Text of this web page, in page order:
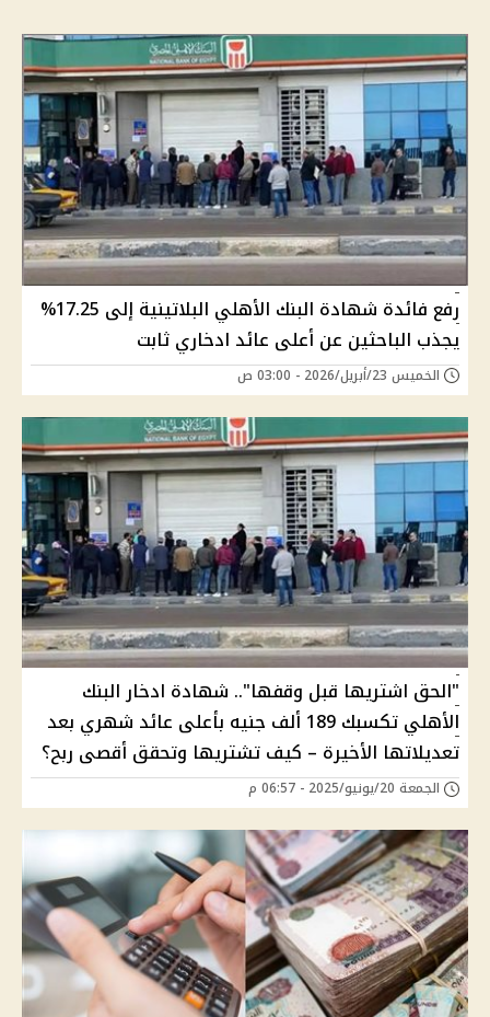
رفع فائدة شهادة البنك الأهلي البلاتينية إلى 17.25%
يجذب الباحثين عن أعلى عائد ادخاري ثابت
الخميس 23/أبريل/2026 - 03:00 ص
"الحق اشتريها قبل وقفها".. شهادة ادخار البنك
الأهلي تكسبك 189 ألف جنيه بأعلى عائد شهري بعد
تعديلاتها الأخيرة – كيف تشتريها وتحقق أقصى ربح؟
الجمعة 20/يونيو/2025 - 06:57 م